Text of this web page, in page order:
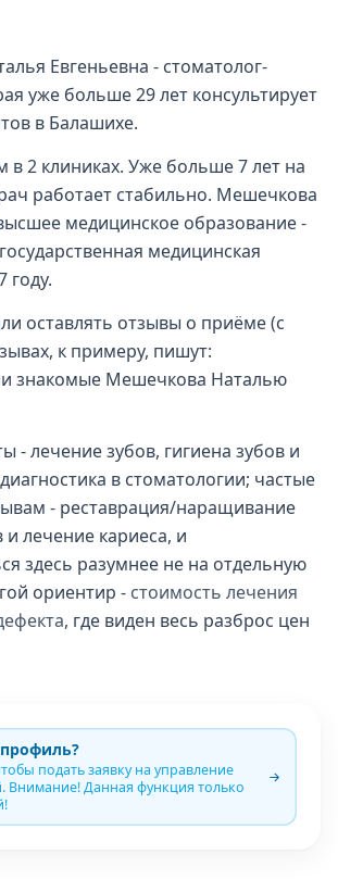
Евгеньевна - стоматолог-
уже больше 29 лет консультирует
в Балашихе.
в 2 клиниках. Уже больше 7 лет на
работает стабильно. Мешечкова
медицинское образование -
медицинская
году.
оставлять отзывы о приёме (с
к примеру, пишут:
знакомые Мешечкова Наталью
- лечение зубов, гигиена зубов и
в стоматологии; частые
- реставрация/наращивание
и лечение кариеса, и
здесь разумнее не на отдельную
ориентир - стоимость лечения
, где виден весь разброс цен
подать заявку на управление
Внимание! Данная функция только